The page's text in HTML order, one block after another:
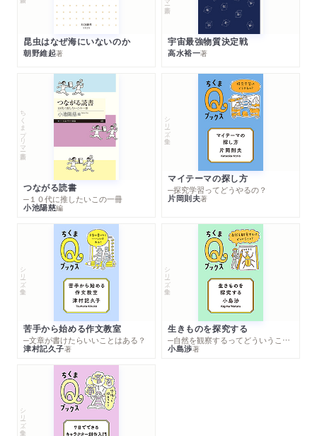
昆虫はなぜ海にいないのか
朝野維起著
宇宙最強物質決定戦
高水裕一著
ちくまプリマー新書
つながる読書
─１０代に推したいこの一冊
小池陽慈編
シリーズ・全集
マイテーマの探し方
─探究学習ってどうやるの？
片岡則夫著
シリーズ・全集
苦手から始める作文教室
─文章が書けたらいいことはある？
津村記久子著
シリーズ・全集
生きものを探究する
─自然を観察するってどういうこと？
小島渉著
シリーズ・全集